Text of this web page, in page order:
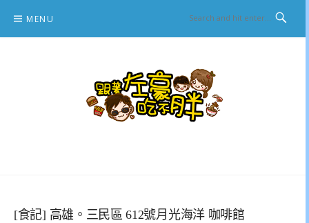
content
MENU
[食記] 高雄。三民區 612號月光海洋 咖啡館